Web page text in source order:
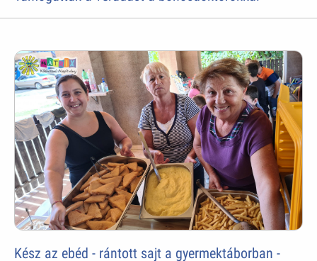
Kész az ebéd - rántott sajt a gyermektáborban -